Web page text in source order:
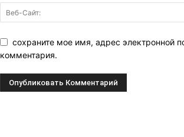
сохраните мое имя, адрес электронной
комментария.